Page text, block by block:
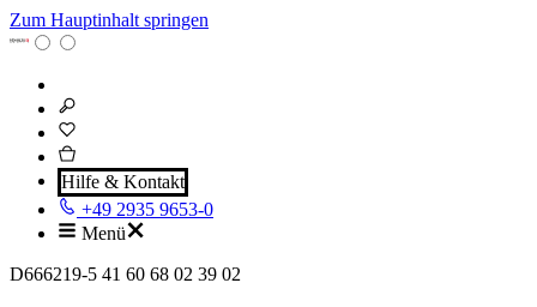
Zum Hauptinhalt springen
Hilfe & Kontakt
+49 2935 9653-0
Menü
D666219-5 41 60 68 02 39 02